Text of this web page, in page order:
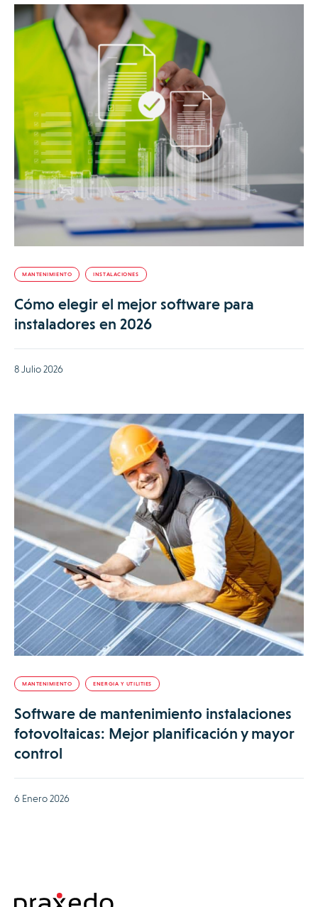
MANTENIMIENTO INSTALACIONES
Cómo elegir el mejor software para
instaladores en 2026
8 Julio 2026
MANTENIMIENTO ENERGIA Y UTILITIES
Software de mantenimiento instalaciones
fotovoltaicas: Mejor planificación y mayor
control
6 Enero 2026